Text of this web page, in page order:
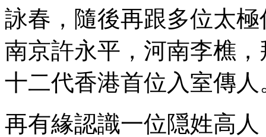
詠春，隨後再跟多位太
南京許永平，河南李樵
十二代香港首位入室傳人
再有緣認識一位隠姓高